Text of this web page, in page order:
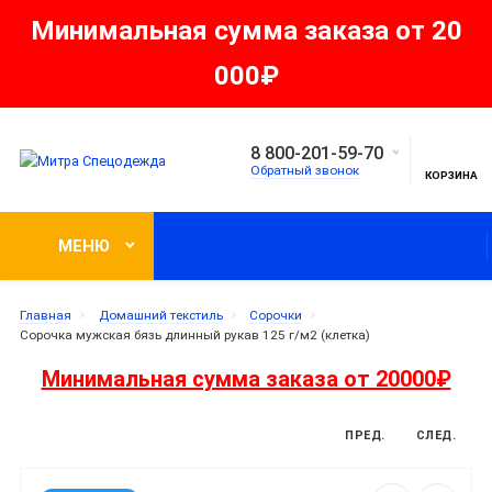
Минимальная сумма заказа от 20
000₽
8 800-201-59-70
Обратный звонок КОРЗИНА
МЕНЮ
Главная Домашний текстиль
Сорочки
Сорочка мужская бязь длинный рукав 125 г/м2 (клетка)
Минимальная сумма заказа от 20000₽
ПРЕД. СЛЕД.